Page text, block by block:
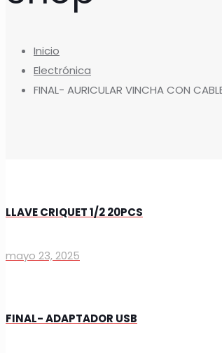
Inicio
Electrónica
FINAL- AURICULAR VINCHA CON
LLAVE CRIQUET 1/2 20PCS
mayo 23, 2025
FINAL- ADAPTADOR USB